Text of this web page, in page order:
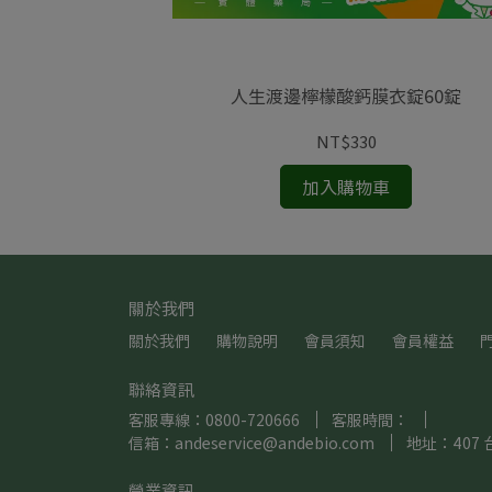
人生渡邊檸檬酸鈣膜衣錠60錠
NT$330
加入購物車
關於我們
關於我們 購物說明 會員須知 會員權益
聯絡資訊
客服專線：0800-720666
客服時間：
信箱：andeservice@andebio.com
地址：407